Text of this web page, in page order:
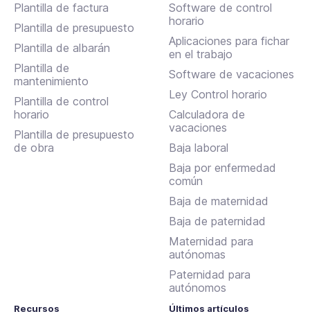
Plantilla de factura
Plantilla de presupuesto
Plantilla de albarán
Plantilla de
mantenimiento
Plantilla de control
horario
Plantilla de presupuesto
de obra
Software de control
horario
Aplicaciones para fichar
en el trabajo
Software de vacaciones
Ley Control horario
Calculadora de
vacaciones
Baja laboral
Baja por enfermedad
común
Baja de maternidad
Baja de paternidad
Maternidad para
autónomas
Paternidad para
autónomos
Recursos Últimos artículos